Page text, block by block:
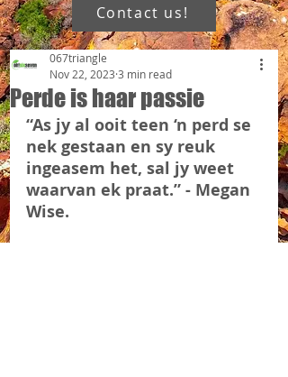
Contact us!
Perde is haar passie
067triangle
Nov 22, 2023 3 min read
“As jy al ooit teen ‘n perd se
nek gestaan en sy reuk
ingeasem het, sal jy weet
waarvan ek praat.” - Megan
Wise.